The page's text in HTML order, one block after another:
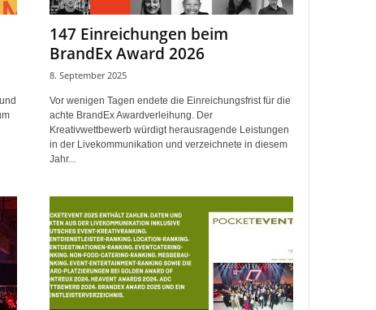
147 Einreichungen beim
BrandEx Award 2026
8. September 2025
Vor wenigen Tagen endete die Einreichungsfrist für die
achte BrandEx Awardverleihung. Der
Kreativwettbewerb würdigt herausragende Leistungen
in der Livekommunikation und verzeichnete in diesem
Jahr...